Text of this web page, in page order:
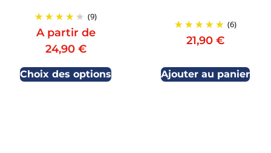
(9)
A partir de
24,90 €
Choix des options
(6)
21,90 €
Ajouter au panier